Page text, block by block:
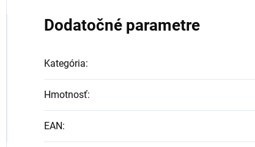
Dodatočné parametre
Kategória:
Hmotnosť:
EAN: